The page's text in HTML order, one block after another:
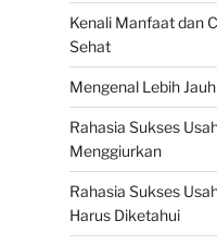
Kenali Manfaat dan
Sehat
Mengenal Lebih
Rahasia Sukses
Menggiurkan
Rahasia Sukses
Harus Diketahui